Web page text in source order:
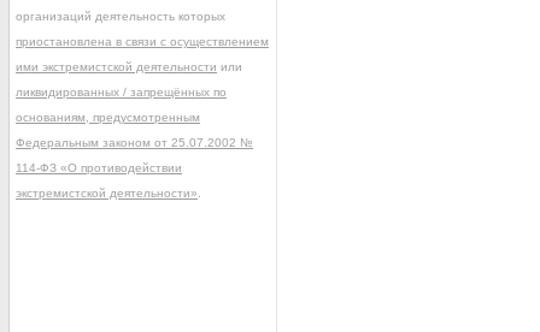
организаций деятельность которых
приостановлена в связи с осуществлением
ими экстремистской деятельности или
ликвидированных / запрещённых по
основаниям, предусмотренным
Федеральным законом от 25.07.2002 №
114-ФЗ «О противодействии
экстремистской деятельности»